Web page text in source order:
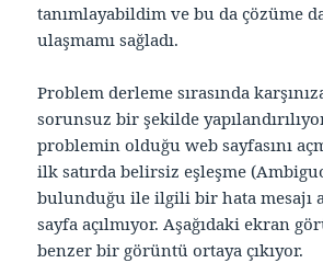
tanımlayabildim ve bu da çözüme
ulaşmamı sağladı.
Problem derleme sırasında
sorunsuz bir şekilde
problemin olduğu web sayfasını
ilk satırda belirsiz eşleşme
bulunduğu ile ilgili bir hata mesajı
sayfa açılmıyor. Aşağıdaki ekran
benzer bir görüntü ortaya çıkıyor.